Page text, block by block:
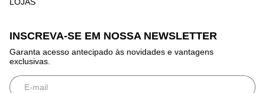
INSCREVA-SE EM NOSSA NEWSLETTER
Garanta acesso antecipado às novidades e vantagens
exclusivas.